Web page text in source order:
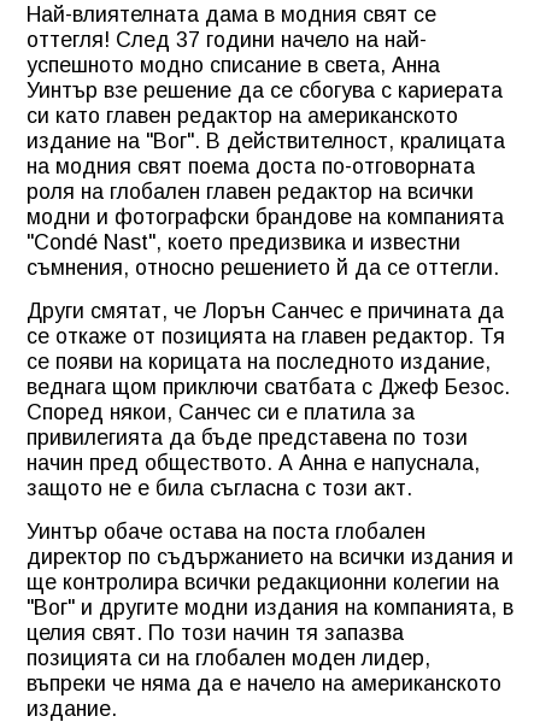
Най-влиятелната дама в модния свят се
оттегля! След 37 години начело на най-
успешното модно списание в света, Анна
Уинтър взе решение да се сбогува с кариерата
си като главен редактор на американското
издание на "Вог". В действителност, кралицата
на модния свят поема доста по-отговорната
роля на глобален главен редактор на всички
модни и фотографски брандове на компанията
"Condé Nast", което предизвика и известни
съмнения, относно решението й да се оттегли.
Други смятат, че Лорън Санчес е причината да
се откаже от позицията на главен редактор. Тя
се появи на корицата на последното издание,
веднага щом приключи сватбата с Джеф Безос.
Според някои, Санчес си е платила за
привилегията да бъде представена по този
начин пред обществото. А Анна е напуснала,
защото не е била съгласна с този акт.
Уинтър обаче остава на поста глобален
директор по съдържанието на всички издания и
ще контролира всички редакционни колегии на
"Вог" и другите модни издания на компанията, в
целия свят. По този начин тя запазва
позицията си на глобален моден лидер,
въпреки че няма да е начело на американското
издание.